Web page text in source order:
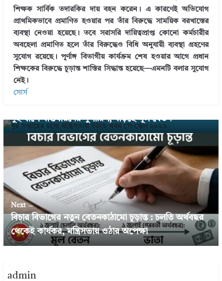
শিক্ষক সার্বিক তদারকির দায় বহন করেন। এ কারণেই অভিযোগ
প্রাথমিকভাবে প্রমাণিত হওয়ার পর তাঁর বিরুদ্ধে সাময়িক বরখাস্তের
ব্যবস্থা নেওয়া হয়েছে। তবে সরাসরি দায়িত্বপ্রাপ্ত কোনো কর্মচারীর
অবহেলা প্রমাণিত হলে তাঁর বিরুদ্ধেও বিধি অনুযায়ী ব্যবস্থা গ্রহণের
সুযোগ রয়েছে। পূর্ণাঙ্গ বিভাগীয় কার্যক্রম শেষ হওয়ার আগে প্রধান
শিক্ষকের বিরুদ্ধে চূড়ান্ত শাস্তির সিদ্ধান্ত হয়েছে—এমনটি বলার সুযোগ
নেই।
সোর্স
← Previous
দুই ধাপে বাস্তবায়নের সুপারিশ, বাড়ছে মূল বেতন
Next →
বিচার বিভাগের নতুন বেতনকাঠামো চূড়ান্ত : চলতি অর্থবছর
থেকেই কার্যকর, মন্ত্রিসভায় ওঠার অপেক্ষা
admin